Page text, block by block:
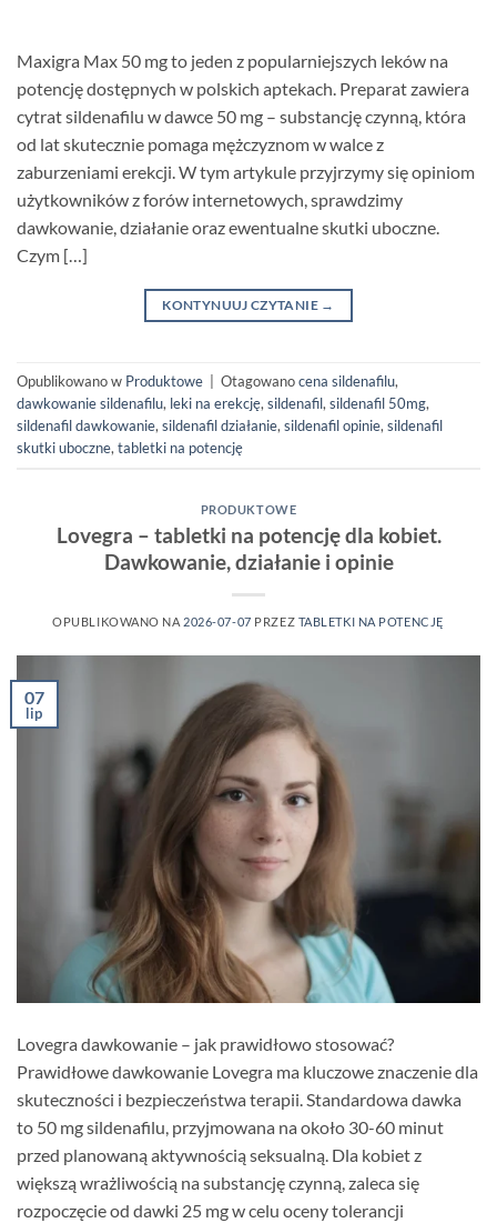
Maxigra Max 50 mg to jeden z popularniejszych leków na
potencję dostępnych w polskich aptekach. Preparat zawiera
cytrat sildenafilu w dawce 50 mg – substancję czynną, która
od lat skutecznie pomaga mężczyznom w walce z
zaburzeniami erekcji. W tym artykule przyjrzymy się opiniom
użytkowników z forów internetowych, sprawdzimy
dawkowanie, działanie oraz ewentualne skutki uboczne.
Czym […]
KONTYNUUJ CZYTANIE →
Opublikowano w Produktowe Otagowanocena sildenafilu,
dawkowanie sildenafilu, leki na erekcję,sildenafil,sildenafil 50mg,
sildenafil dawkowanie,sildenafil działanie,sildenafil opinie,sildenafil
skutki uboczne,tabletki na potencję
PRODUKTOWE
Lovegra – tabletki na potencję dla kobiet.
Dawkowanie, działanie i opinie
OPUBLIKOWANO NA 2026-07-07 PRZEZ TABLETKI NA POTENCJĘ
07
lip
Lovegra dawkowanie – jak prawidłowo stosować?
Prawidłowe dawkowanie Lovegra ma kluczowe znaczenie dla
skuteczności i bezpieczeństwa terapii. Standardowa dawka
to 50 mg sildenafilu, przyjmowana na około 30-60 minut
przed planowaną aktywnością seksualną. Dla kobiet z
większą wrażliwością na substancję czynną, zaleca się
rozpoczęcie od dawki 25 mg w celu oceny tolerancji